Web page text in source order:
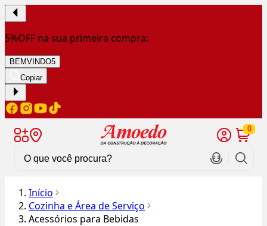
5%OFF na sua primeira compra:
BEMVINDO5
Copiar
0
Início
Cozinha e Área de Serviço
Acessórios para Bebidas